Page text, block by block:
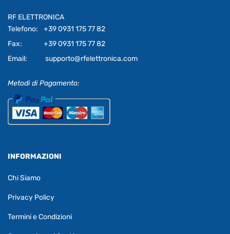
RF ELETTRONICA
Telefono:
+39 0931 175 77 82
Fax:
+39 0931 175 77 82
Email:
supporto@rfelettronica.com
Metodi di Pagamento:
INFORMAZIONI
Chi Siamo
Privacy Policy
Termini e Condizioni